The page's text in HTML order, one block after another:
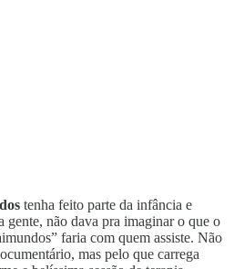
tenha feito parte da infância e
gente, não dava pra imaginar o que o
faria com quem assiste. Não
mas pelo que carrega